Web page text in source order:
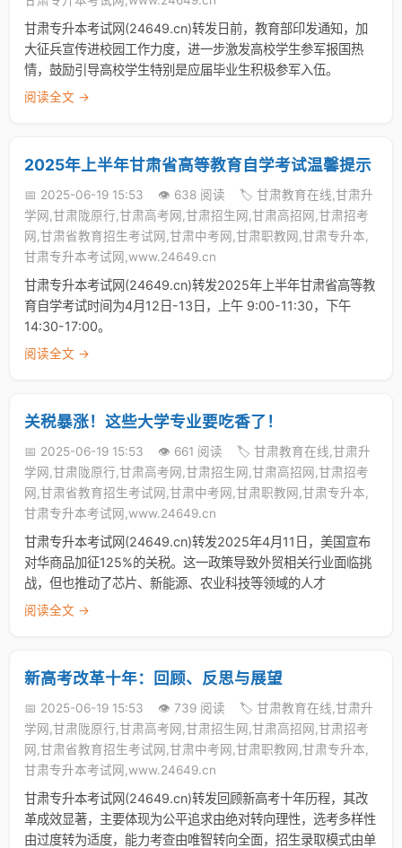
甘肃专升本考试网(24649.cn)转发日前，教育部印发通知，加
大征兵宣传进校园工作力度，进一步激发高校学生参军报国热
情，鼓励引导高校学生特别是应届毕业生积极参军入伍。
阅读全文 →
2025年上半年甘肃省高等教育自学考试温馨提示
📅 2025-06-19 15:53 👁️ 638 阅读
🏷️ 甘肃教育在线,甘肃升
学网,甘肃陇原行,甘肃高考网,甘肃招生网,甘肃高招网,甘肃招考
网,甘肃省教育招生考试网,甘肃中考网,甘肃职教网,甘肃专升本,
甘肃专升本考试网,www.24649.cn
甘肃专升本考试网(24649.cn)转发2025年上半年甘肃省高等教
育自学考试时间为4月12日-13日，上午 9:00-11:30，下午
14:30-17:00。
阅读全文 →
关税暴涨！这些大学专业要吃香了！
📅 2025-06-19 15:53 👁️ 661 阅读
🏷️ 甘肃教育在线,甘肃升
学网,甘肃陇原行,甘肃高考网,甘肃招生网,甘肃高招网,甘肃招考
网,甘肃省教育招生考试网,甘肃中考网,甘肃职教网,甘肃专升本,
甘肃专升本考试网,www.24649.cn
甘肃专升本考试网(24649.cn)转发2025年4月11日，美国宣布
对华商品加征125%的关税。这一政策导致外贸相关行业面临挑
战，但也推动了芯片、新能源、农业科技等领域的人才
阅读全文 →
新高考改革十年：回顾、反思与展望
📅 2025-06-19 15:53 👁️ 739 阅读
🏷️ 甘肃教育在线,甘肃升
学网,甘肃陇原行,甘肃高考网,甘肃招生网,甘肃高招网,甘肃招考
网,甘肃省教育招生考试网,甘肃中考网,甘肃职教网,甘肃专升本,
甘肃专升本考试网,www.24649.cn
甘肃专升本考试网(24649.cn)转发回顾新高考十年历程，其改
革成效显著，主要体现为公平追求由绝对转向理性，选考多样性
由过度转为适度，能力考查由唯智转向全面，招生录取模式由单